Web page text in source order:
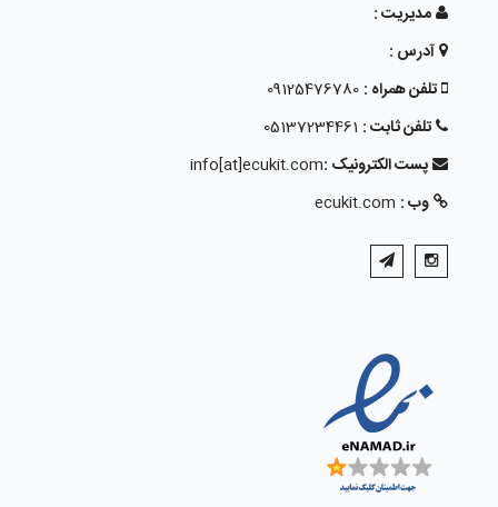
مدیریت :
آدرس :
تلفن همراه : 09125476780
تلفن ثابت : 05137234461
پست الکترونیک :info[at]ecukit.com
وب : ecukit.com